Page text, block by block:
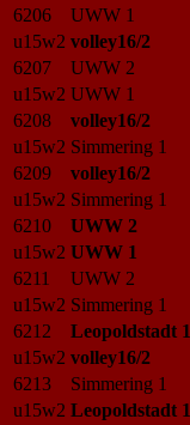
6206
UWW 1
u15w2 volley16/2
6207
UWW 2
u15w2 UWW 1
6208
volley16/2
u15w2 Simmering 1
6209
volley16/2
u15w2 Simmering 1
6210
UWW 2
u15w2 UWW 1
6211
UWW 2
u15w2 Simmering 1
6212
Leopoldstadt 1
u15w2 volley16/2
6213
Simmering 1
u15w2 Leopoldstadt 1